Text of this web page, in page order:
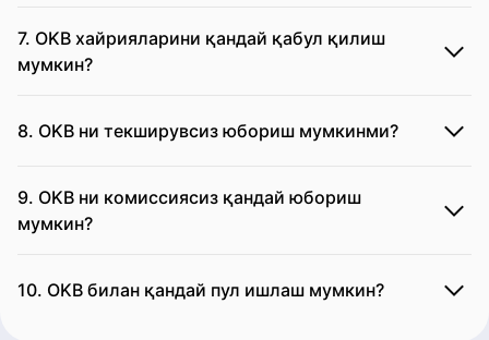
7. OKB хайрияларини қандай қабул қилиш
мумкин?
8. OKB ни текширувсиз юбориш мумкинми?
9. OKB ни комиссиясиз қандай юбориш
мумкин?
10. OKB билан қандай пул ишлаш мумкин?